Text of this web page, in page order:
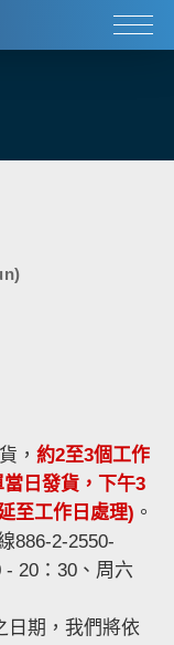
心
， 約2至3個工作
日發貨，下午3
至工作日處理) 。
886-2-2550-
20：30、周六
日期，我們將依